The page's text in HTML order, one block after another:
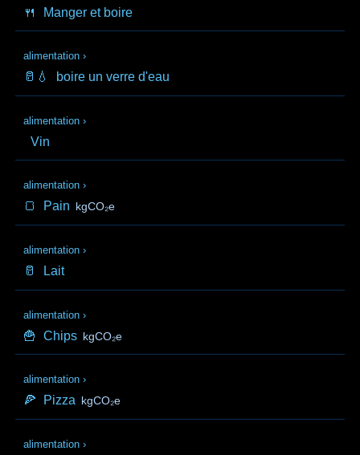
🍴 Manger et boire
alimentation ›
🥛💧 boire un verre d'eau
alimentation ›
Vin
alimentation ›
🍞 Pain kgCO₂e
alimentation ›
🥛 Lait
alimentation ›
🍟 Chips kgCO₂e
alimentation ›
🍕 Pizza kgCO₂e
alimentation ›